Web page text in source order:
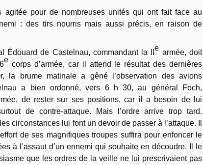
pour de nombreuses unités qui ont fait face au
: des tirs nourris mais aussi précis, en raison de
de Castelnau, commandant la II e armée, doit
e corps d’armée, car il attend le résultat des dernières
la brume matinale a gêné l’observation des avions
a bien ordonné, vers 6 h 30, au général Foch,
de rester sur ses positions, car il a besoin de lui
de contre-attaque. Mais l’ordre arrive trop tard.
circonstances lui font un devoir de passer à l’attaque. Il
de ses magnifiques troupes suffira pour enfoncer le
à l’assaut d’un ennemi qui souhaite en découdre. Il le
que les ordres de la veille ne lui prescrivaient pas